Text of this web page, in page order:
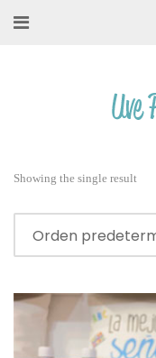
Showing the single result